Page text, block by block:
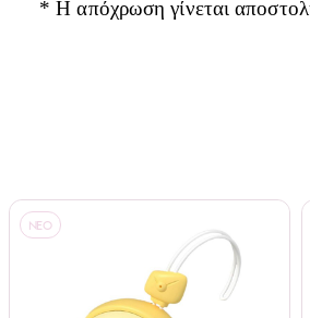
* Η απόχρωση γίνεται
NEO